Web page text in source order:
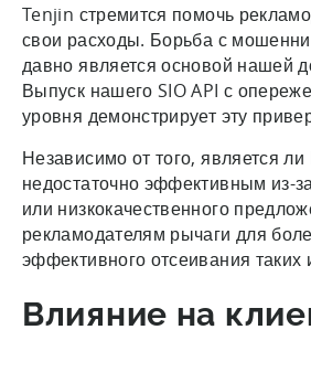
Tenjin стремится помочь
свои расходы. Борьба с
давно является основой нашей
Выпуск нашего SIO API с
уровня демонстрирует эту
Независимо от того, является ли
недостаточно эффективным из-
или низкокачественного
рекламодателям рычаги для
эффективного отсеивания таких
Влияние на